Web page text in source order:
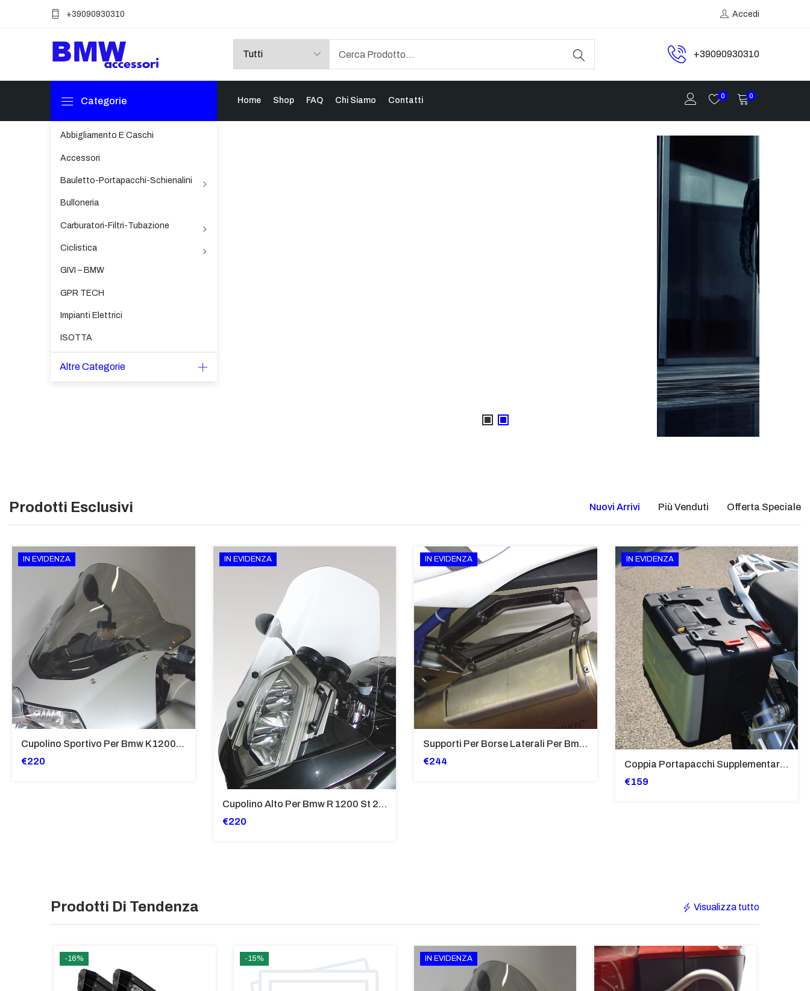
+39090930310 Accedi
+39090930310
Categorie
Abbigliamento E Caschi
Accessori
Bauletto-Portapacchi-Schienalini
Bulloneria
Carburatori-Filtri-Tubazione
Ciclistica
GIVI – BMW
GPR TECH
Impianti Elettrici
ISOTTA
Altre Categorie
Home Shop FAQ Chi Siamo Contatti 0 0
Prodotti Esclusivi Nuovi Arrivi Più Venduti Offerta Speciale
IN EVIDENZA
Cupolino Sportivo Per Bmw K 1200 R Sport 2005-07 TRASPARENTE - Sc967-T
€220
IN EVIDENZA
Cupolino Alto Per Bmw R 1200 St 2004 - 2007 TRASPARENTE - Sc950-T
€220
IN EVIDENZA
Supporti Per Borse Laterali Per Bmw Hp2 Megamoto 2007 - 2008 TRASPARENTE - Sb02-T
€244
IN EVIDENZA
Coppia Portapacchi Supplementare In Ferro Per Borse Modello “Vario” Bmw - PP29-R1250GS
€159
Prodotti Di Tendenza Visualizza tutto
-16% -15% IN EVIDENZA